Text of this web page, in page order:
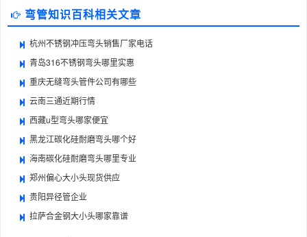
弯管知识百科相关文章
杭州不锈钢冲压弯头销售厂家电话
青岛316不锈钢弯头哪里实惠
重庆无缝弯头管件公司有哪些
云南三通近期行情
西藏u型弯头哪家便宜
黑龙江碳化硅耐磨弯头哪个好
海南碳化硅耐磨弯头哪里专业
郑州偏心大小头现货供应
贵阳异径管企业
拉萨合金钢大小头哪家靠谱